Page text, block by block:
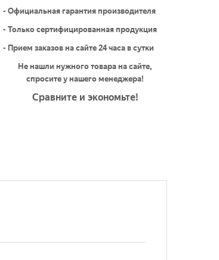
- Официальная гарантия производителя
- Только сертифицированная продукция
- Прием заказов на сайте 24 часа в сутки
Не нашли нужного товара на сайте,
спросите у нашего менеджера!
Сравните и экономьте!